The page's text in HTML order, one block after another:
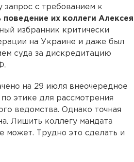
запрос с требованием к
поведение их коллеги Алексея
избранник критически
на Украине и даже был
суда за дискредитацию
на 29 июля внеочередное
этике для рассмотрения
ведомства. Однако точная
Лишить коллегу мандата
может. Трудно это сделать и